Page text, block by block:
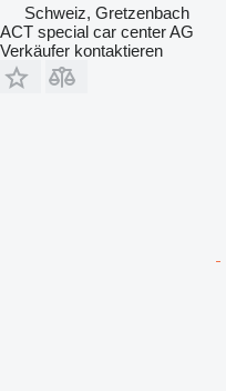
Schweiz, Gretzenbach
ACT special car center AG
Verkäufer kontaktieren